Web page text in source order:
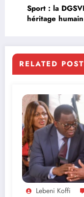
Sport : la
héritage
RELATED
Lebeni Koffi